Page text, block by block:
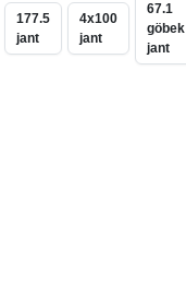
177.5
jant
4x100
jant
67.1
göbek
jant